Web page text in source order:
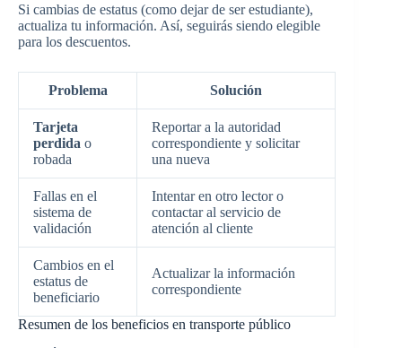
Si cambias de estatus (como dejar de ser estudiante),
actualiza tu información. Así, seguirás siendo elegible
para los descuentos.
Problema Solución
Tarjeta
perdida o
robada
Reportar a la autoridad
correspondiente y solicitar
una nueva
Fallas en el
sistema de
validación
Intentar en otro lector o
contactar al servicio de
atención al cliente
Cambios en el
estatus de
beneficiario
Actualizar la información
correspondiente
Resumen de los beneficios en transporte público